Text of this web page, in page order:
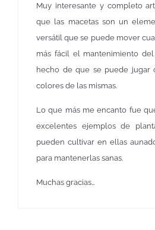
Muy interesante y completo
que las macetas son un
versátil que se puede mover
más fácil el mantenimiento
hecho de que se puede jugar
colores de las mismas.
Lo que más me encanto fue
excelentes ejemplos de
pueden cultivar en ellas
para mantenerlas sanas.
Muchas gracias…